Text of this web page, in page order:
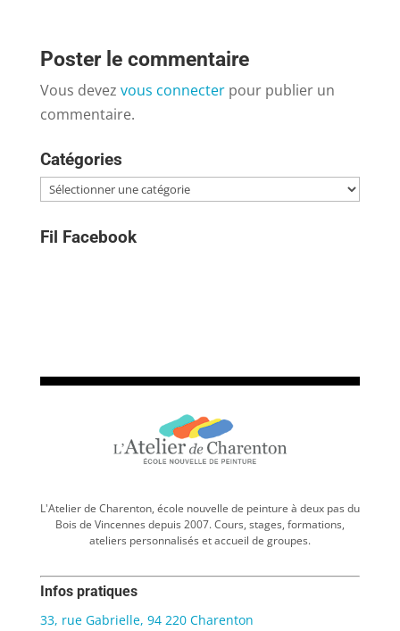
Poster le commentaire
Vous devez vous connecterpour publier un
commentaire.
Catégories
Catégories
Fil Facebook
L'Atelier de Charenton, école nouvelle de peinture à deux pas du
Bois de Vincennes depuis 2007. Cours, stages, formations,
ateliers personnalisés et accueil de groupes.
Infos pratiques
33, rue Gabrielle, 94 220 Charenton